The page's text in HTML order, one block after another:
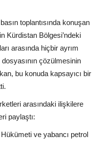
toplantısında konuşan
Kürdistan Bölgesi’ndeki
arasında hiçbir ayrım
dosyasının çözülmesinin
bu konuda kapsayıcı bir
arasındaki ilişkilere
paylaştı:
ve yabancı petrol